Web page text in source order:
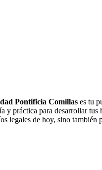
Pontificia Comillas es tu
práctica para desarrollar tus
legales de hoy, sino